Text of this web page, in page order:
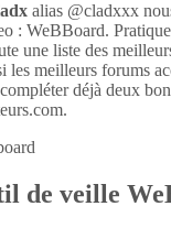
alias @cladxxx
: WeBBoard.
une liste des
les meilleurs forums
déjà deux
de veille